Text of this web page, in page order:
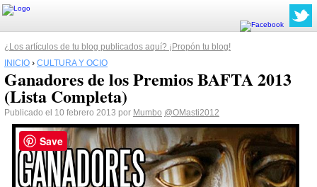
¿Los artículos de tu blog publicados aquí? ¡Propón tu blog!
INICIO › CULTURA Y OCIO
Ganadores de los Premios BAFTA 2013
(Lista Completa)
Publicado el 10 febrero 2013 por Mumbo @OMasti2012
Save